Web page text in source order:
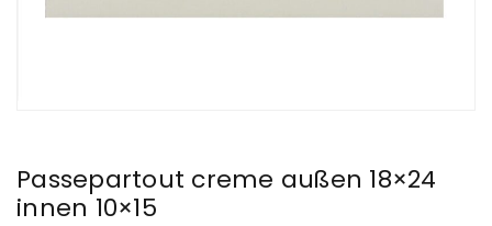
Passepartout creme außen 18×24
innen 10×15